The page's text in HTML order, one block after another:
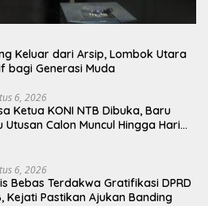
Keluar dari Arsip, Lombok Utara
bagi Generasi Muda
6, 2026
Ketua KONI NTB Dibuka, Baru
Utusan Calon Muncul Hingga Hari
6, 2026
Bebas Terdakwa Gratifikasi DPRD
Kejati Pastikan Ajukan Banding